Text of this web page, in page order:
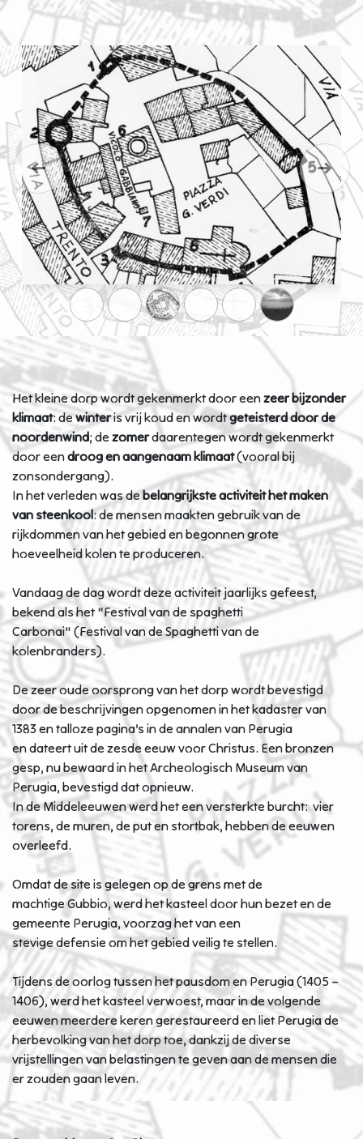
Previous Next
Het kleine dorp wordt gekenmerkt door eenzeer bijzonder
klimaat: dewinteris vrij koud en wordtgeteisterd door de
noordenwind; de zomerdaarentegen wordt gekenmerkt
door eendroog en aangenaam klimaat(vooral bij
zonsondergang).
In het verleden was de belangrijkste activiteit het maken
van steenkool: de mensen maakten gebruik van de
rijkdommen van het gebied en begonnen grote
hoeveelheid kolen te produceren.
Vandaag de dag wordt deze activiteit jaarlijks gefeest,
bekend als het “Festival van de spaghetti
Carbonai" (Festival van de Spaghetti van de
kolenbranders).
De zeer oude oorsprong van het dorp wordt bevestigd
door de beschrijvingen opgenomen in het kadaster van
1383 en talloze pagina’s in de annalen van Perugia
en dateert uit de zesde eeuw voor Christus. Een bronzen
gesp, nu bewaard in het Archeologisch Museum van
Perugia, bevestigd dat opnieuw.
In de Middeleeuwen werd het een versterkte burcht: vier
torens, de muren, de put en stortbak, hebben de eeuwen
overleefd.
Omdat de site is gelegen op de grens met de
machtige Gubbio, werd het kasteel door hun bezet en de
gemeente Perugia, voorzag het van een
stevige defensie om het gebied veilig te stellen.
Tijdens de oorlog tussen het pausdom en Perugia (1405 –
1406), werd het kasteel verwoest, maar in de volgende
eeuwen meerdere keren gerestaureerd en liet Perugia de
herbevolking van het dorp toe, dankzij de diverse
vrijstellingen van belastingen te geven aan de mensen die
er zouden gaan leven.